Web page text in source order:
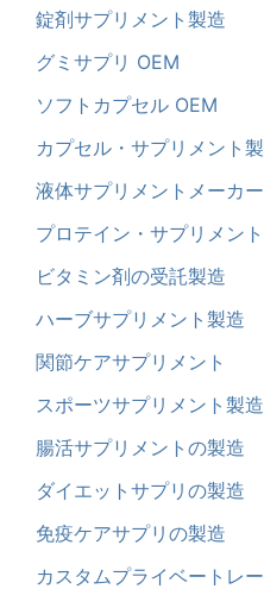
錠剤サプリメント製造
グミサプリ OEM
ソフトカプセル OEM
カプセル・サプリメント
液体サプリメントメーカー
プロテイン・サプリメン
ビタミン剤の受託製造
ハーブサプリメント製造
関節ケアサプリメント
スポーツサプリメント製造
腸活サプリメントの製造
ダイエットサプリの製造
免疫ケアサプリの製造
カスタムプライベートレ